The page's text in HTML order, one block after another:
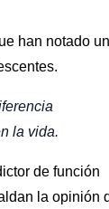
han notado un
la vida.
de función
la opinión